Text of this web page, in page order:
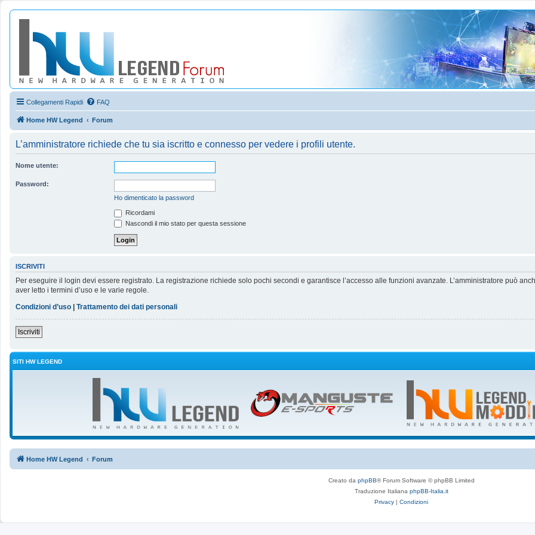
Collegamenti Rapidi FAQ
Home HW Legend Forum
L’amministratore richiede che tu sia iscritto e connesso per vedere i profili utente.
Nome utente:
Password:
Ho dimenticato la password
Ricordami
Nascondi il mio stato per questa sessione
ISCRIVITI
Per eseguire il login devi essere registrato. La registrazione richiede solo pochi secondi e garantisce l’accesso alle funzioni avanzate. L’amministratore può
aver letto i termini d’uso e le varie regole.
Condizioni d’uso | Trattamento dei dati personali
Iscriviti
SITI HW LEGEND
Home HW Legend Forum
Creato da phpBB® Forum Software © phpBB Limited
Traduzione Italiana phpBB-Italia.it
Privacy
Condizioni